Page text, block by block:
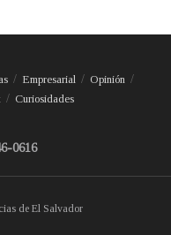
Empresarial
Opinión
Curiosidades
0616
de El Salvador